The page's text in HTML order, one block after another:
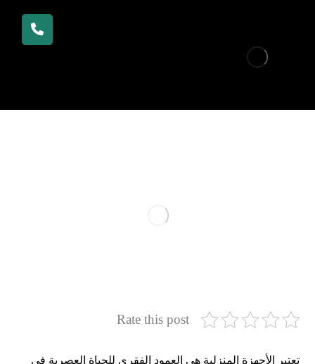
Rate this post
تعتبر الأجهزة المنزلية هي العمود الفقري للحياة العصرية في